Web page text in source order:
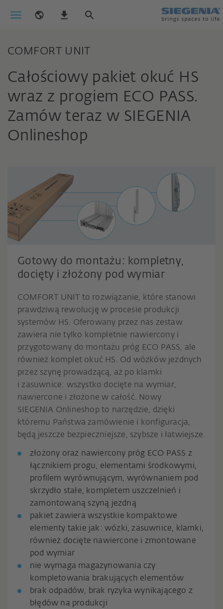
COMFORT UNIT
Całościowy pakiet okuć HS
wraz z progiem ECO PASS.
Zamów teraz w SIEGENIA
Onlineshop
Gotowy do montażu: kompletny,
docięty i złożony pod wymiar
COMFORT UNIT to rozwiązanie, które stanowi
prawdziwą rewolucję w procesie produkcji
systemów HS. Oferowany przez nas zestaw
zawiera nie tylko kompletnie nawiercony i
przygotowany do montażu próg ECO PASS, ale
również komplet okuć HS. Od wózków jezdnych
przez szynę prowadzącą, aż po klamki
i zasuwnice: wszystko docięte na wymiar,
nawiercone i złożone w całość. Nowy
SIEGENIA Onlineshop to narzędzie, dzięki
któremu Państwa zamówienie i konfiguracja,
będą jeszcze bezpieczniejsze, szybsze i łatwiejsze.
złożony oraz nawiercony próg ECO PASS z
łącznikiem progu, elementami środkowymi,
profilem wyrównującym, wyrównaniem pod
skrzydło stałe, kompletem uszczelnień i
zamontowaną szyną jezdną
pakiet zawiera wszystkie kompaktowe
elementy takie jak: wózki, zasuwnice, klamki,
również docięte nawiercone i zmontowane
pod wymiar
nie wymaga magazynowania czy
kompletowania brakujących elementów
brak odpadów, brak ryzyka wynikającego z
błędów na produkcji